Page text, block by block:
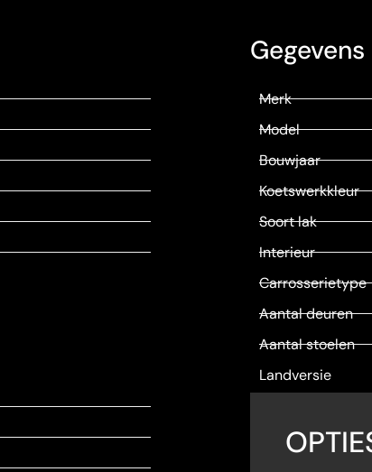
Gegevens
Merk
Model
Bouwjaar
Koetswerkkleur
Soort lak
Interieur
Carrosserietype
Aantal deuren
Aantal stoelen
Landversie